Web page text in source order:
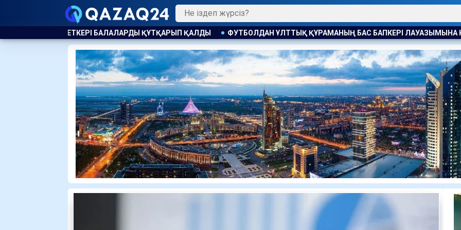
ҚҰТҚАРЫП ҚАЛДЫ ФУТБОЛДАН ҰЛТТЫҚ ҚҰРАМАНЫҢ БАС БАПКЕРІ ЛАУАЗЫМЫНА КАНДИДАТ БЕЛГІЛІ БОЛДЫ